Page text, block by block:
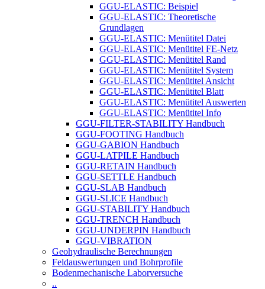
GGU-ELASTIC: Beispiel
GGU-ELASTIC: Theoretische
Grundlagen
GGU-ELASTIC: Menütitel Datei
GGU-ELASTIC: Menütitel FE-Netz
GGU-ELASTIC: Menütitel Rand
GGU-ELASTIC: Menütitel System
GGU-ELASTIC: Menütitel Ansicht
GGU-ELASTIC: Menütitel Blatt
GGU-ELASTIC: Menütitel Auswerten
GGU-ELASTIC: Menütitel Info
GGU-FILTER-STABILITY Handbuch
GGU-FOOTING Handbuch
GGU-GABION Handbuch
GGU-LATPILE Handbuch
GGU-RETAIN Handbuch
GGU-SETTLE Handbuch
GGU-SLAB Handbuch
GGU-SLICE Handbuch
GGU-STABILITY Handbuch
GGU-TRENCH Handbuch
GGU-UNDERPIN Handbuch
GGU-VIBRATION
Geohydraulische Berechnungen
Feldauswertungen und Bohrprofile
Bodenmechanische Laborversuche
..